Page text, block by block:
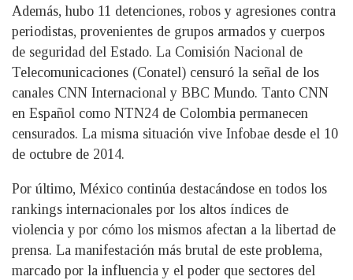
Además, hubo 11 detenciones, robos y agresiones contra
periodistas, provenientes de grupos armados y cuerpos
de seguridad del Estado. La Comisión Nacional de
Telecomunicaciones (Conatel) censuró la señal de los
canales CNN Internacional y BBC Mundo. Tanto CNN
en Español como NTN24 de Colombia permanecen
censurados. La misma situación vive Infobae desde el 10
de octubre de 2014.
Por último, México continúa destacándose en todos los
rankings internacionales por los altos índices de
violencia y por cómo los mismos afectan a la libertad de
prensa. La manifestación más brutal de este problema,
marcado por la influencia y el poder que sectores del